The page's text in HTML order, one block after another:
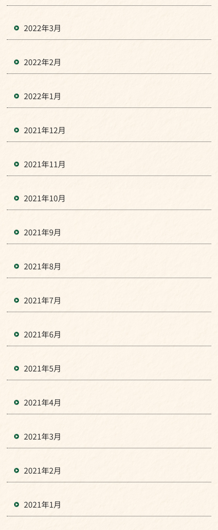
2022年3月
2022年2月
2022年1月
2021年12月
2021年11月
2021年10月
2021年9月
2021年8月
2021年7月
2021年6月
2021年5月
2021年4月
2021年3月
2021年2月
2021年1月